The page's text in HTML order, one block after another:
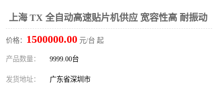
上海 TX 全自动高速贴片机供应 宽容性高 耐振动
价格： 1500000.00 元/台 起
产品数量： 9999.00台
发货地址： 广东省深圳市